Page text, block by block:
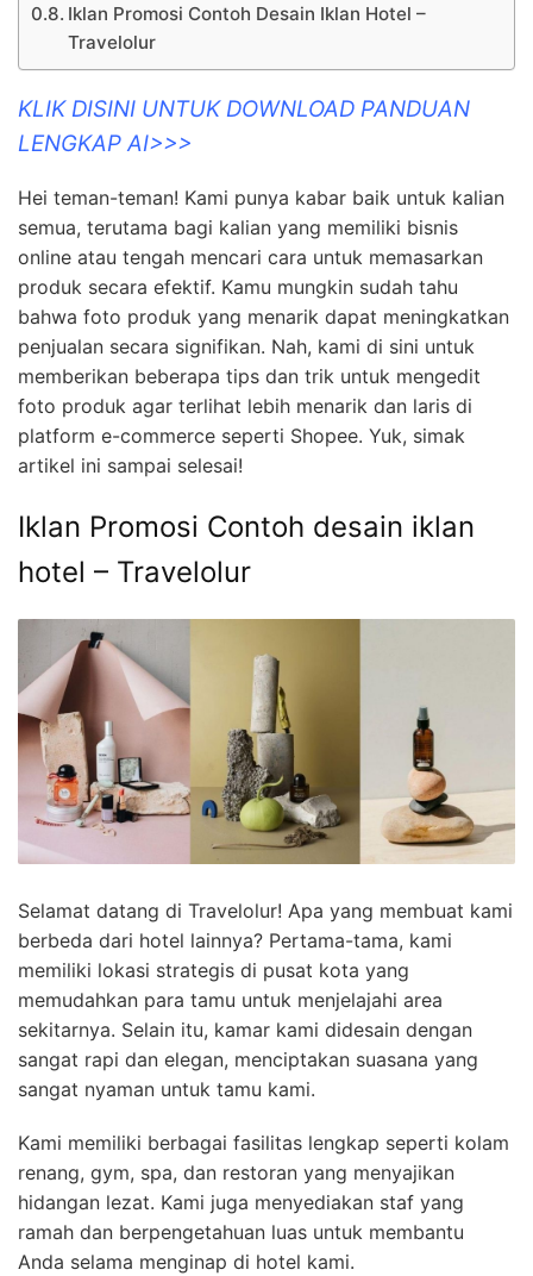
Iklan Promosi Contoh Desain Iklan Hotel –
Travelolur
KLIK DISINI UNTUK DOWNLOAD PANDUAN
LENGKAP AI>>>
Hei teman-teman! Kami punya kabar baik untuk kalian
semua, terutama bagi kalian yang memiliki bisnis
online atau tengah mencari cara untuk memasarkan
produk secara efektif. Kamu mungkin sudah tahu
bahwa foto produk yang menarik dapat meningkatkan
penjualan secara signifikan. Nah, kami di sini untuk
memberikan beberapa tips dan trik untuk mengedit
foto produk agar terlihat lebih menarik dan laris di
platform e-commerce seperti Shopee. Yuk, simak
artikel ini sampai selesai!
Iklan Promosi Contoh desain iklan
hotel – Travelolur
Selamat datang di Travelolur! Apa yang membuat kami
berbeda dari hotel lainnya? Pertama-tama, kami
memiliki lokasi strategis di pusat kota yang
memudahkan para tamu untuk menjelajahi area
sekitarnya. Selain itu, kamar kami didesain dengan
sangat rapi dan elegan, menciptakan suasana yang
sangat nyaman untuk tamu kami.
Kami memiliki berbagai fasilitas lengkap seperti kolam
renang, gym, spa, dan restoran yang menyajikan
hidangan lezat. Kami juga menyediakan staf yang
ramah dan berpengetahuan luas untuk membantu
Anda selama menginap di hotel kami.